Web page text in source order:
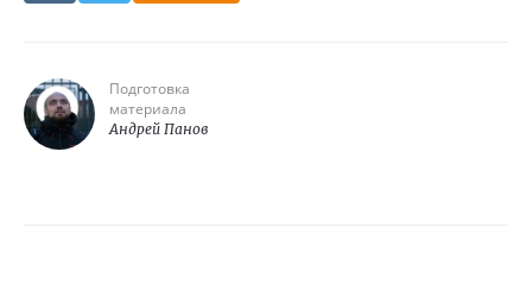
Подготовка
материала
Андрей Панов